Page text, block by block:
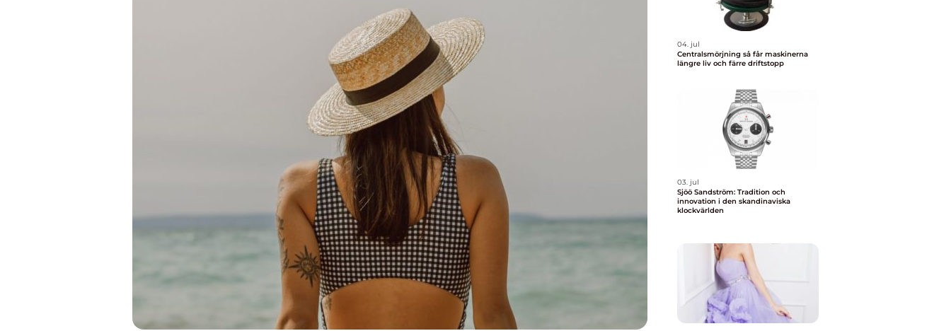
04. jul
Centralsmörjning så får maskinerna
längre liv och färre driftstopp
03. jul
Sjöö Sandström: Tradition och
innovation i den skandinaviska
klockvärlden